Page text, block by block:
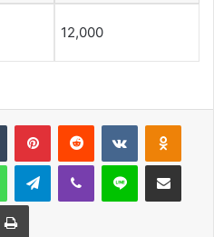
12,000
Tumblr PinterestReddit VKontakte
WhatsAppTelegramViber Line E-Posta ile
Yazdır